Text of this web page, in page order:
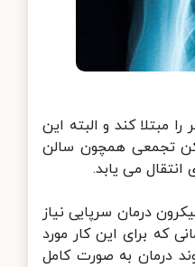
با بیان این مطلب گفت: یک فرد می تواند حدود ۱۰ نفر را مبتلا کند و البته این
تجمعی همچون سالن
می یابد.
درمان سرپایی نیاز
که برای این کار مورد
درمان به صورت کامل